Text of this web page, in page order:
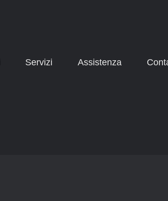
Servizi Assistenza